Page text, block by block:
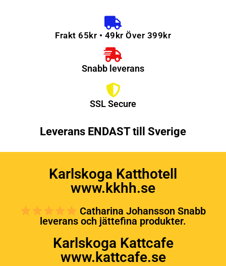
Frakt 65kr • 49kr Över 399kr
Snabb leverans
SSL Secure
Leverans ENDAST till Sverige
Karlskoga Katthotell
www.kkhh.se
Catharina Johansson Snabb
leverans och jättefina produkter.
Karlskoga Kattcafe
www.kattcafe.se